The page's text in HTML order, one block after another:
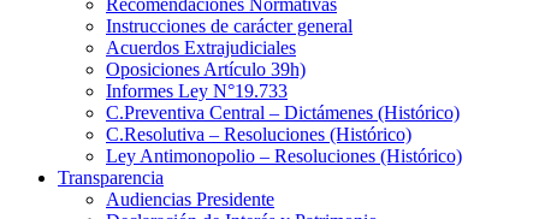
Recomendaciones Normativas
Instrucciones de carácter general
Acuerdos Extrajudiciales
Oposiciones Artículo 39h)
Informes Ley N°19.733
C.Preventiva Central – Dictámenes (Histórico)
C.Resolutiva – Resoluciones (Histórico)
Ley Antimonopolio – Resoluciones (Histórico)
Transparencia
Audiencias Presidente